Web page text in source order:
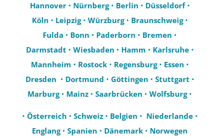
Hannover• Nürnberg• Berlin • Düsseldorf•
Köln • Leipzig• Würzburg • Braunschweig•
Fulda • Bonn • Paderborn • Bremen •
Darmstadt • Wiesbaden • Hamm • Karlsruhe•
Mannheim • Rostock• Regensburg• Essen •
Dresden • Dortmund • Göttingen • Stuttgart •
Marburg• Mainz •Saarbrücken •Wolfsburg•
• Österreich • Schweiz• Belgien • Niederlande•
Englang•Spanien • Dänemark • Norwegen